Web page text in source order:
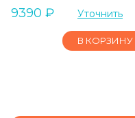
9390 ₽ Уточнить
В КОРЗИНУ